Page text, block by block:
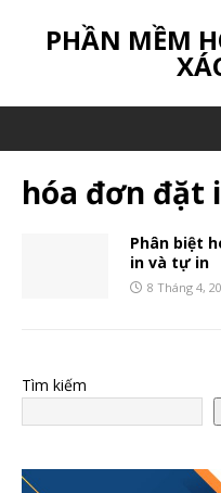
PHẦN MỀM
hóa đơn đặt
Phân biệt
in và tự in
8 Tháng 4,
Tìm kiếm